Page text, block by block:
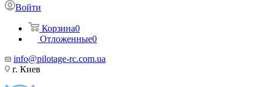
Войти
Корзина0
Отложенные0
info@pilotage-rc.com.ua
г. Киев